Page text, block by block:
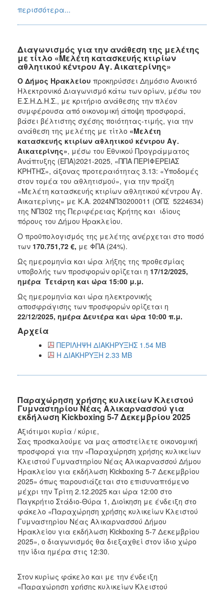
περισσότερα...
Διαγωνισμός για την ανάθεση της μελέτης
με τίτλο «Μελέτη κατασκευής κτιρίων
αθλητικού κέντρου Αγ. Αικατερίνης»
Ο Δήμος Ηρακλείου προκηρύσσει Δημόσιο Ανοικτό
Ηλεκτρονικό Διαγωνισμό κάτω των ορίων, μέσω του
Ε.Σ.Η.Δ.Η.Σ., με κριτήριο ανάθεσης την πλέον
συμφέρουσα από οικονομική άποψη προσφορά,
βάσει βέλτιστης σχέσης ποιότητας-τιμής, για την
ανάθεση της μελέτης με τίτλο «Μελέτη
κατασκευής κτιρίων αθλητικού κέντρου Αγ.
Αικατερίνης», μέσω του Εθνικού Προγράμματος
Ανάπτυξης (ΕΠΑ)2021-2025, «ΠΠΑ ΠΕΡΙΦΕΡΕΙΑΣ
ΚΡΗΤΗΣ», άξονας προτεραιότητας 3.13: «Υποδομές
στον τομέα του αθλητισμού», για την πράξη
«Μελέτη κατασκευής κτιρίων αθλητικού κέντρου Αγ.
Αικατερίνης» με Κ.Α. 2024ΝΠ30200011 (ΟΠΣ 5224634)
της ΝΠ302 της Περιφέρειας Κρήτης και ιδίους
πόρους του Δήμου Ηρακλείου.
Ο προϋπολογισμός της μελέτης ανέρχεται στο ποσό
των 170.751,72 €, με ΦΠΑ (24%).
Ως ημερομηνία και ώρα λήξης της προθεσμίας
υποβολής των προσφορών ορίζεται η 17/12/2025,
ημέρα Τετάρτη και ώρα 15:00 μ.μ.
Ως ημερομηνία και ώρα ηλεκτρονικής
αποσφράγισης των προσφορών ορίζεται η
22/12/2025, ημέρα Δευτέρα και ώρα 10:00 π.μ.
Αρχεία
ΠΕΡΙΛΗΨΗ ΔΙΑΚΗΡΥΞΗΣ 1.54 MB
Η ΔΙΑΚΗΡΥΞΗ 2.33 MB
Παραχώρηση χρήσης κυλικείων Κλειστού
Γυμναστηρίου Νέας Αλικαρνασσού για
εκδήλωση Kickboxing 5-7 Δεκεμβρίου 2025
Αξιότιμοι κυρία / κύριε,
Σας προσκαλούμε να μας αποστείλετε οικονομική
προσφορά για την «Παραχώρηση χρήσης κυλικείων
Κλειστού Γυμναστηρίου Νέας Αλικαρνασσού Δήμου
Ηρακλείου για εκδήλωση Kickboxing 5-7 Δεκεμβρίου
2025» όπως παρουσιάζεται στο επισυναπτόμενο
μέχρι την Τρίτη 2.12.2025 και ώρα 12:00 στο
Παγκρήτιο Στάδιο-Θύρα 1, Διοίκηση με ένδειξη στο
φάκελο «Παραχώρηση χρήσης κυλικείων Κλειστού
Γυμναστηρίου Νέας Αλικαρνασσού Δήμου
Ηρακλείου για εκδήλωση Kickboxing 5-7 Δεκεμβρίου
2025», ο διαγωνισμός θα διεξαχθεί στον ίδιο χώρο
την ίδια ημέρα στις 12:30.
Στον κυρίως φάκελο και με την ένδειξη
«Παραχώρηση χρήσης κυλικείων Κλειστού